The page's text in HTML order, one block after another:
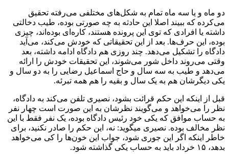
دو ماه و یا سه ماه تمام به شکل‌های مختلفی می‌رفته تحقیق
می‌کرده که ببیند اصلا این حادثه به چه صورتی بوده، طیب دخالتی
داشته یا افرادی که توی این پرونده هستند، کاره‌ای بوده‌اند، چیزی
بوده، این حرف‌ها. بعد از این تحقیقاتی که خودش می‌کند، می‌آید
دادگاه را تشکیل می‌دهد. چند روزی هم دادگاه ادامه داشته، بعد
وقتی می‌روند داخل شور می‌شوند، این تحقیقات خودش را ارائه
می‌دهد و طیب به سه سال و حاج اسماعیل رضایی را به دو سال و
یکی دیگرشان هم به یک سال و بقیه را هم همه تبرئه.
قبل از اینکه این حکم قرائت بشود، نصیری تلفن می‌کند به دادگاه،
نظر را می‌خواهد و می‌گویند نظرشان به این صورت است چهار نفر
به حساب موافق که یکی خود رئیس دادگاه بوده، یک نفر فقط با این
نظر مخالف بوده. نصیری میگوید: نه، این حکم را صادر نکنید، برای
خاطر اینکه اگر این جوری شود، جواب این خون‌ها را کی می‌خواهد
بدهد، ۱۵ خرداد باید به حساب یکی گذاشته شود.